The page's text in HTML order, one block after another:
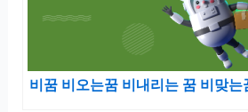
비꿈 비오는꿈 비내리는 꿈 비맞는